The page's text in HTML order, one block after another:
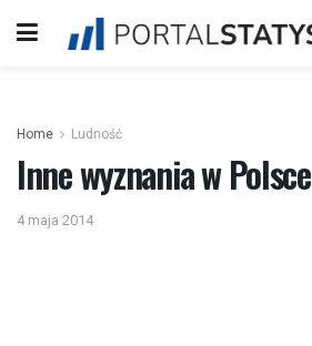
Home Ludność
Inne wyznania w Polsce
4 maja 2014